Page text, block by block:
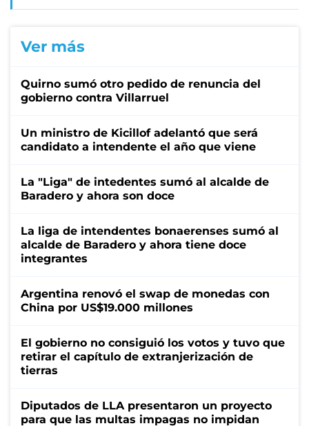
Ver más
Quirno sumó otro pedido de renuncia del
gobierno contra Villarruel
Un ministro de Kicillof adelantó que será
candidato a intendente el año que viene
La "Liga" de intedentes sumó al alcalde de
Baradero y ahora son doce
La liga de intendentes bonaerenses sumó al
alcalde de Baradero y ahora tiene doce
integrantes
Argentina renovó el swap de monedas con
China por US$19.000 millones
El gobierno no consiguió los votos y tuvo que
retirar el capítulo de extranjerización de
tierras
Diputados de LLA presentaron un proyecto
para que las multas impagas no impidan